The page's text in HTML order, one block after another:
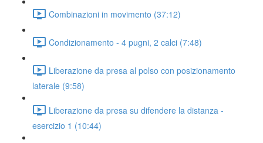
Combinazioni in movimento (37:12)
Condizionamento - 4 pugni, 2 calci (7:48)
Liberazione da presa al polso con posizionamento
laterale (9:58)
Liberazione da presa su difendere la distanza -
esercizio 1 (10:44)